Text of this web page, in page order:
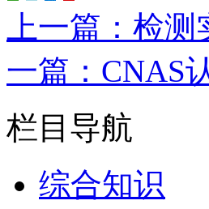
上一篇：检
一篇：CNAS
栏目导航
综合知识